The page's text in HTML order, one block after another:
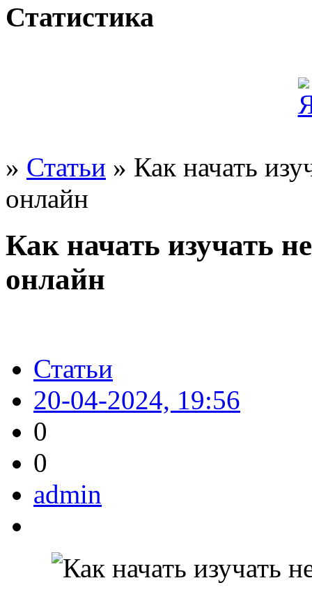
Статистика
» Статьи » Как начать
онлайн
Как начать изучать
онлайн
Статьи
20-04-2024, 19:56
0
0
admin